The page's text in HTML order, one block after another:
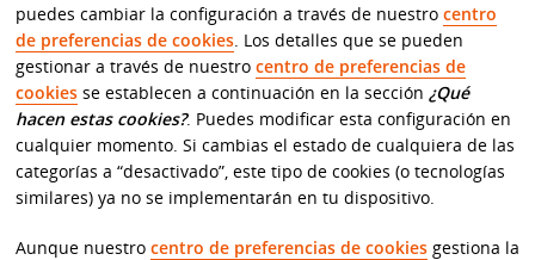
puedes cambiar la configuración a través de nuestro centro
de preferencias de cookies. Los detalles que se pueden
gestionar a través de nuestro centro de preferencias de
cookiesse establecen a continuación en la sección ¿Qué
hacen estas cookies?. Puedes modificar esta configuración en
cualquier momento. Si cambias el estado de cualquiera de las
categorías a “desactivado”, este tipo de cookies (o tecnologías
similares) ya no se implementarán en tu dispositivo.
Aunque nuestro centro de preferencias de cookiesgestiona la